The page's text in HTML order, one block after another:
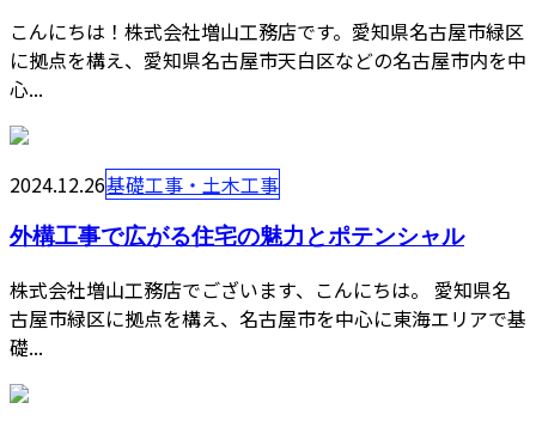
こんにちは！株式会社増山工務店です。愛知県名古屋市緑区
に拠点を構え、愛知県名古屋市天白区などの名古屋市内を中
心...
2024.12.26基礎工事・土木工事
外構工事で広がる住宅の魅力とポテンシャル
株式会社増山工務店でございます、こんにちは。 愛知県名
古屋市緑区に拠点を構え、名古屋市を中心に東海エリアで基
礎...